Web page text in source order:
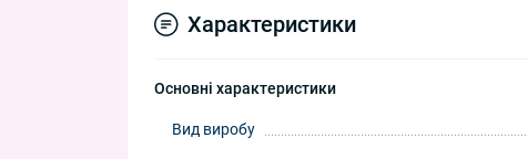
Характеристики
Основні характеристики
Вид виробу